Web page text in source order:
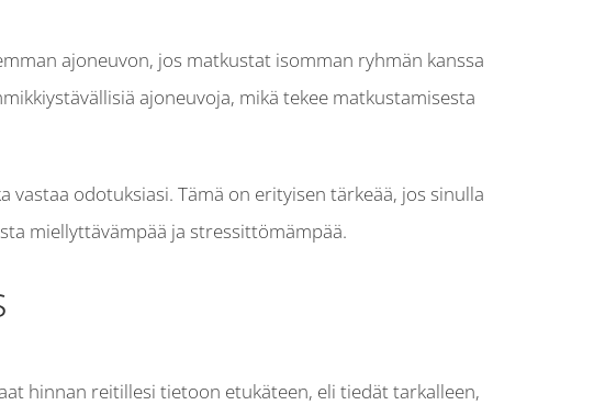
ajoneuvon, jos matkustat isomman ryhmän kanssa
ajoneuvoja, mikä tekee matkustamisesta
odotuksiasi. Tämä on erityisen tärkeää, jos sinulla
miellyttävämpää ja stressittömämpää.
hinnan reitillesi tietoon etukäteen, eli tiedät tarkalleen,